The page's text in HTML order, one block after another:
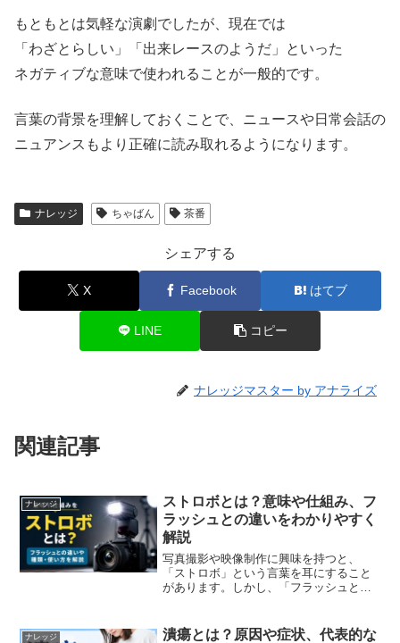
もともとは気軽な演劇でしたが、現在では
「わざとらしい」「出来レースのようだ」といった
ネガティブな意味で使われることが一般的です。
言葉の背景を理解しておくことで、ニュースや日常会話の
ニュアンスもより正確に読み取れるようになります。
ナレッジ ちゃばん 茶番
シェアする
X Facebook はてブ
LINE コピー
ナレッジマスター by アナライズ
関連記事
ナレッジ
ストロボとは？意味や仕組み、フ
ラッシュとの違いをわかりやすく
解説
写真撮影や映像制作に興味を持つと、
「ストロボ」という言葉を耳にすること
があります。しかし、「フラッシュとの
はないでしょうか。ストロボは、暗い場
ナレッジ
潰瘍とは？原因や症状、代表的な